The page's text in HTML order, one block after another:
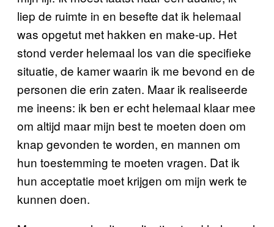
liep de ruimte in en besefte dat ik helemaal
was opgetut met hakken en make-up. Het
stond verder helemaal los van die specifieke
situatie, de kamer waarin ik me bevond en de
personen die erin zaten. Maar ik realiseerde
me ineens: ik ben er echt helemaal klaar mee
om altijd maar mijn best te moeten doen om
knap gevonden te worden, en mannen om
hun toestemming te moeten vragen. Dat ik
hun acceptatie moet krijgen om mijn werk te
kunnen doen.